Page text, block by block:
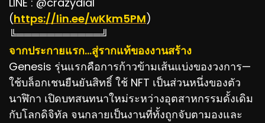
(https://lin.ee/wKkm5PM)
╚═══════════╝
จากประกายแรก…สู่รากแท้ของงานสร้าง
Genesis รุ่นแรกคือการก้าวข้ามเส้นแบ่งของวงการ—
ใช้บล็อกเชนยืนยันสิทธิ์ ใช้ NFT เป็นส่วนหนึ่งของตัว
นาฬิกา เปิดบทสนทนาใหม่ระหว่างอุตสาหกรรมดั้งเดิม
กับโลกดิจิทัล จนกลายเป็นงานที่ทั้งถูกจับตามองและ